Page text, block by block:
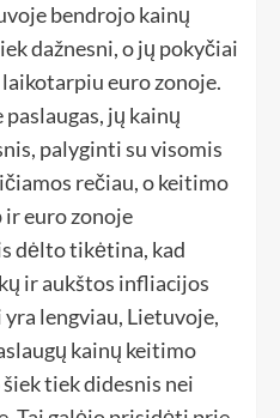
bendrojo kainų
dažnesni, o jų pokyčiai
euro zonoje.
jų kainų
palyginti su visomis
rečiau, o keitimo
ir euro zonoje
dėlto tikėtina, kad
ir aukštos infliacijos
lengviau, Lietuvoje,
kainų keitimo
tiek didesnis nei